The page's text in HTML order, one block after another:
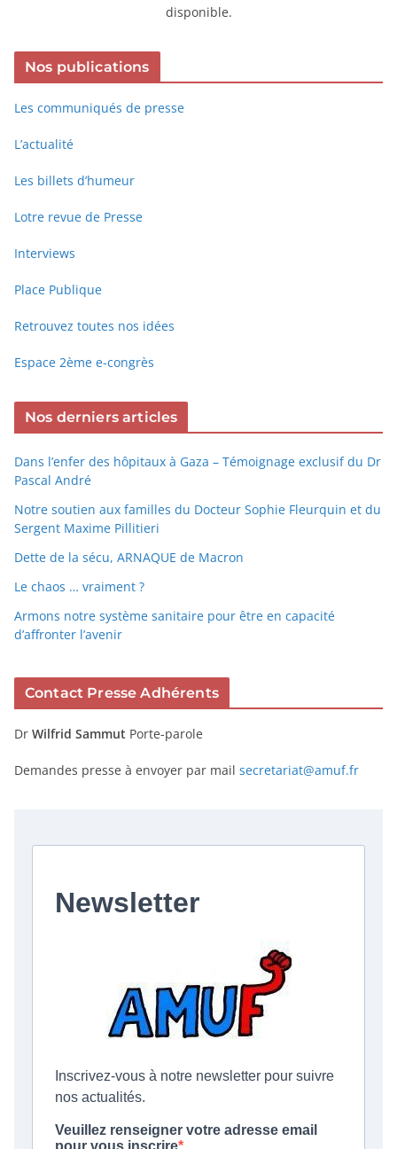
disponible.
Nos publications
Les communiqués de presse
L’actualité
Les billets d’humeur
Lotre revue de Presse
Interviews
Place Publique
Retrouvez toutes nos idées
Espace 2ème e-congrès
Nos derniers articles
Dans l’enfer des hôpitaux à Gaza – Témoignage exclusif du Dr
Pascal André
Notre soutien aux familles du Docteur Sophie Fleurquin et du
Sergent Maxime Pillitieri
Dette de la sécu, ARNAQUE de Macron
Le chaos … vraiment ?
Armons notre système sanitaire pour être en capacité
d’affronter l’avenir
Contact Presse Adhérents
Dr Wilfrid Sammut Porte-parole
Demandes presse à envoyer par mail secretariat@amuf.fr